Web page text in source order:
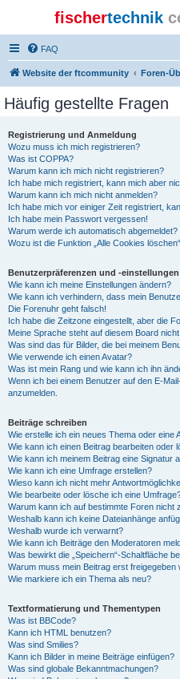
fischertechnik
FAQ
Website der ftcommunity Foren-
Häufig gestellte Fragen
Registrierung und Anmeldung
Wozu muss ich mich registrieren?
Was ist COPPA?
Warum kann ich mich nicht registrieren?
Ich habe mich registriert, kann mich aber
Warum kann ich mich nicht anmelden?
Ich habe mich vor einiger Zeit registriert,
Ich habe mein Passwort vergessen!
Warum werde ich automatisch abgemeldet?
Wozu ist die Funktion „Alle Cookies
Benutzerpräferenzen und -einstellungen
Wie kann ich meine Einstellungen ändern?
Wie kann ich verhindern, dass mein
Die Forenuhr geht falsch!
Ich habe die Zeitzone eingestellt, aber die
Meine Sprache steht auf diesem Board
Was sind das für Bilder, die bei meinem
Wie verwende ich einen Avatar?
Was ist mein Rang und wie kann ich ihn
Wenn ich bei einem Benutzer auf den E-
anzumelden.
Beiträge schreiben
Wie erstelle ich ein neues Thema oder eine
Wie kann ich einen Beitrag bearbeiten oder
Wie kann ich meinem Beitrag eine Signatur
Wie kann ich eine Umfrage erstellen?
Wieso kann ich nicht mehr
Wie bearbeite oder lösche ich eine
Warum kann ich auf bestimmte Foren nicht
Weshalb kann ich keine Dateianhänge
Weshalb wurde ich verwarnt?
Wie kann ich Beiträge den Moderatoren
Was bewirkt die „Speichern“-Schaltfläche
Warum muss mein Beitrag erst freigegeben
Wie markiere ich ein Thema als neu?
Textformatierung und Thementypen
Was ist BBCode?
Kann ich HTML benutzen?
Was sind Smilies?
Kann ich Bilder in meine Beiträge einfügen?
Was sind globale Bekanntmachungen?